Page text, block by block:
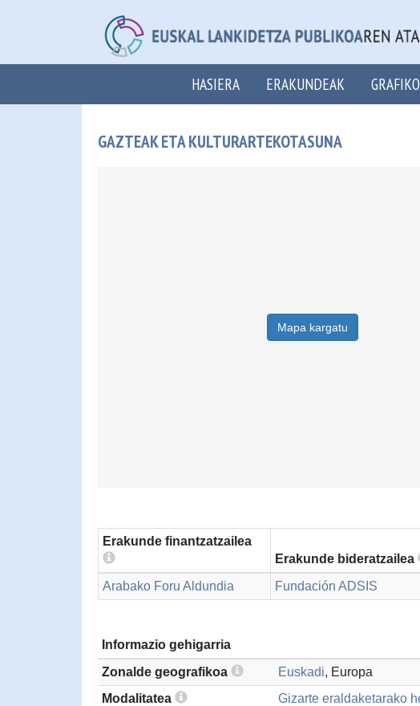
HASIERA ERAKUNDEAK
GAZTEAK ETA KULTURARTEKOTASUNA
Mapa kargatu
Erakunde finantzatzailea
Erakunde bideratzailea
Arabako Foru Aldundia
Fundación ADSIS
Informazio gehigarria
Zonalde geografikoa
Euskadi, Europa
Modalitatea
Gizarte eraldaketarako